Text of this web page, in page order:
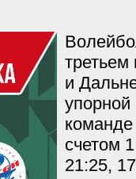
и
упорной
счетом
21:25,